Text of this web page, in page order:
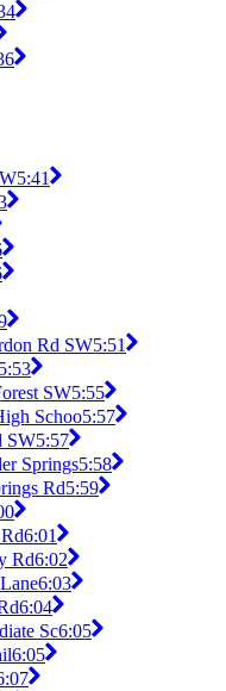
5:41
Rd SW5:51
5:53
SW5:55
Schoo5:57
SW5:57
Springs5:58
Rd5:59
6:01
Rd6:02
6:03
6:04
Sc6:05
6:05